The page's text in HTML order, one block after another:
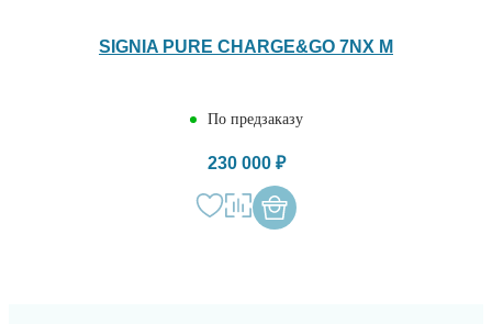
SIGNIA PURE CHARGE&GO 7NX M
По предзаказу
230 000 ₽